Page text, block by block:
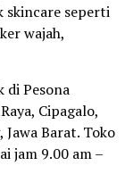
skincare seperti
wajah,
di Pesona
Cipagalo,
Barat. Toko
jam 9.00 am –